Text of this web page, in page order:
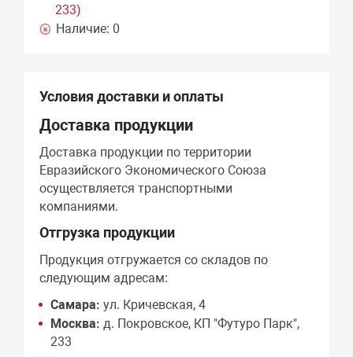
233)
Наличие: 0
Условия доставки и оплаты
Доставка продукции
Доставка продукции по территории
Евразийского Экономического Союза
осуществляется транспортными
компаниями.
Отгрузка продукции
Продукция отгружается со складов по
следующим адресам:
Самара: ул. Кричевская, 4
Москва: д. Покровское, КП "Футуро Парк",
233